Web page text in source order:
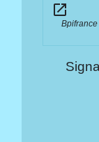
open_in_new
Bpifrance